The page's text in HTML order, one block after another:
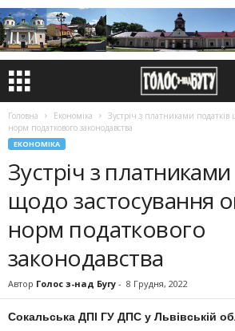
Головна Економіка
Зустріч з платниками податків
норм податкового законодавства
ЕКОНОМІКА
Зустріч з
щодо застосування
норм податкового
законодавства
Автор Голос з-над Бугу - 8 Грудня, 2022
Сокальська ДПІ ГУ ДПС у Львівській